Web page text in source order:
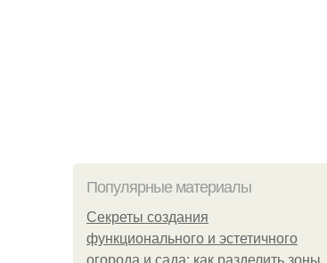
Популярные материалы
Секреты создания
функционального и эстетичного
огорода и сада: как разделить зоны